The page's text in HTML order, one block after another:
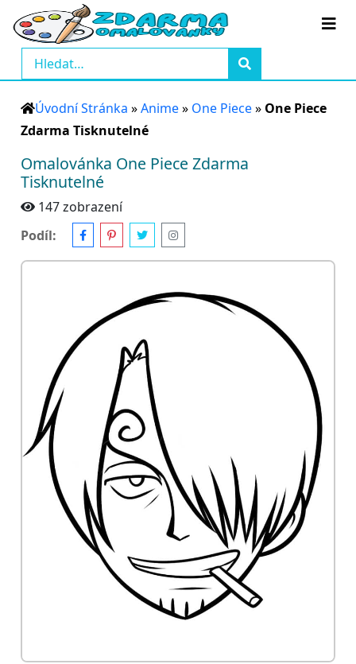
Úvodní Stránka »Anime» One Piece» One Piece
Zdarma Tisknutelné
Omalovánka One Piece Zdarma
Tisknutelné
147 zobrazení
Podíl: